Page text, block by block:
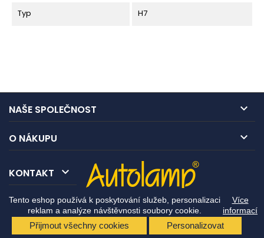
Tento eshop používá k poskytování služeb, personalizaci
reklam a analýze návštěvnosti soubory cookie.
Více
informací
Přijmout všechny cookies Personalizovat
Typ H7
NAŠE SPOLEČNOST 
O NÁKUPU 
KONTAKT 